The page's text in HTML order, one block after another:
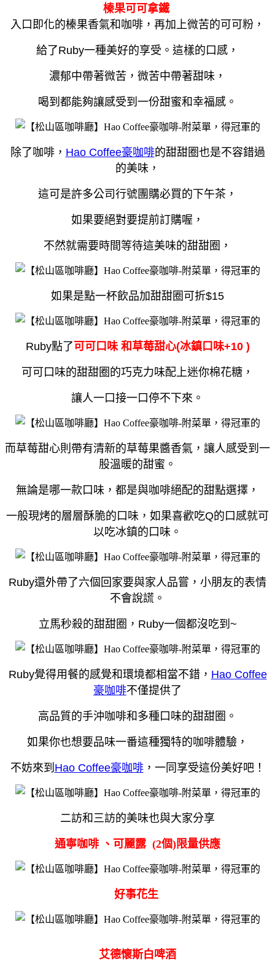
榛果可可拿鐵
入口即化的榛果香氣和咖啡，再加上微苦的可可粉，
給了Ruby一種美好的享受。 這樣的口感，
濃郁中帶著微苦，微苦中帶著甜味，
喝到都能夠讓感受到一份甜蜜和幸福感。
除了咖啡， Hao Coffee豪咖啡的甜甜圈也是不容錯過
的美味，
這可是許多公司行號團購必買的下午茶，
如果要絕對要提前訂購喔，
不然就需要時間等待這美味的甜甜圈，
如果是點一杯飲品加甜甜圈可折$15
Ruby點了可可口味 和草莓甜心(冰鎮口味+10 )
可可口味的甜甜圈的巧克力味配上迷你棉花糖，
讓人一口接一口停不下來。
而草莓甜心則帶有清新的草莓果醬香氣，讓人感受到一
股溫暖的甜蜜。
無論是哪一款口味，都是與咖啡絕配的甜點選擇，
一般現烤的層層酥脆的口味，如果喜歡吃Q的口感就可
以吃冰鎮的口味。
Ruby還外帶了六個回家要與家人品嘗，小朋友的表情
不會說謊。
立馬秒殺的甜甜圈，Ruby一個都沒吃到~
Ruby覺得用餐的感覺和環境都相當不錯， Hao Coffee
豪咖啡不僅提供了
高品質的手沖咖啡和多種口味的甜甜圈。
如果你也想要品味一番這種獨特的咖啡體驗，
不妨來到 Hao Coffee豪咖啡，一同享受這份美好吧！
二訪和三訪的美味也與大家分享
通寧咖啡 、可麗露 (2個)限量供應
好事花生
艾德懷斯白啤酒